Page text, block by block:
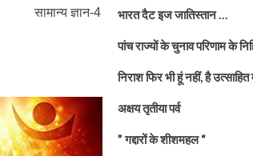
सामान्य ज्ञान-4
भारत दैट इज जातिस्तान …
पांच राज्यों के चुनाव परिणाम के
निराश फिर भी हूं नहीं, है
अक्षय तृतीया पर्व
” गद्दारों के शीशमहल “